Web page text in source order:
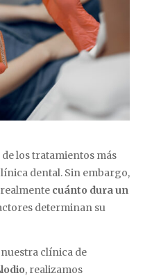
los tratamientos más
dental. Sin embargo,
cuánto dura un
determinan su
clínica de
, realizamos